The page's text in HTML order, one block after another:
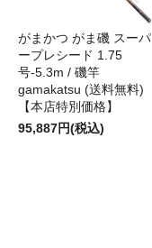
がまかつ がま磯 スーパ
ープレシード 1.75
号-5.3m / 磯竿
gamakatsu (送料無料)
【本店特別価格】
95,887円(税込)